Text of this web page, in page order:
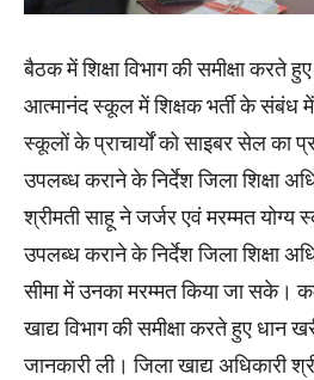
बैठक में शिक्षा विभाग की समीक्षा करते
आत्मानंद स्कूल में शिक्षक भर्ती के संबंध
स्कूलों के प्राचार्यों को साइबर सेल का
उपलब्ध कराने के निर्देश जिला शिक्षा
श्रीमती साहू ने जर्जर एवं मरम्मत योग्य
उपलब्ध कराने के निर्देश जिला शिक्षा
सीमा में उनका मरम्मत किया जा सके।
खाद्य विभाग की समीक्षा करते हुए धान
जानकारी ली। जिला खाद्य अधिकारी